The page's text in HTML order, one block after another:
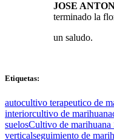
JOSE
terminado la
un saludo.
Etiquetas:
autocultivo terapeutico de
interiorcultivo de marihuana
suelosCultivo de
verticalseguimiento de